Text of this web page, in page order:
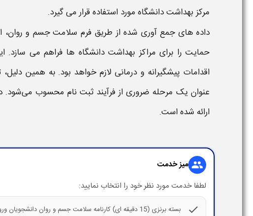
مرکز بهداشت دانشگاه مورد استفاده قرار می‌ گیرد.
داده‌ های جمع‌ آوری شده از طریق فرم سلامت جسم و روان،
حمایت را برای مراکز بهداشت دانشگاه‌ ها فراهم می‌ سازد.
اقدامات پیشگیرانه و درمانی لازم خواهد بود. به همین دلیل،
عنوان یک مرحله ضروری از فرآیند ثبت‌ نام محسوب می‌شود. در
ارائه شده است.
group میز خدمت
لطفا خدمت مورد نظر خود را انتخاب نمایید:
check بسته برنزی (15 دقیقه ای) کارنامه سلامت جسم و روان دانشجویان ورودی جدید